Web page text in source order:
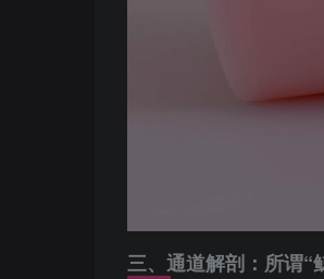
三、通道解剖：所谓“